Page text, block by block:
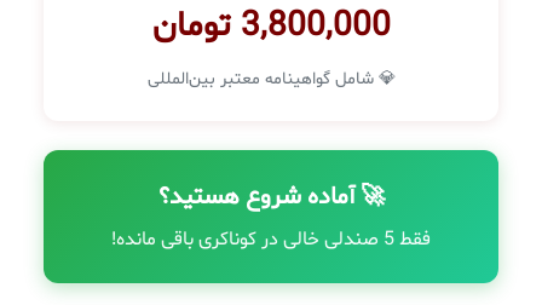
3,800,000 تومان
💎 شامل گواهینامه معتبر بین‌المللی
🚀 آماده شروع هستید؟
فقط 5 صندلی خالی در کوناکری باقی مانده!